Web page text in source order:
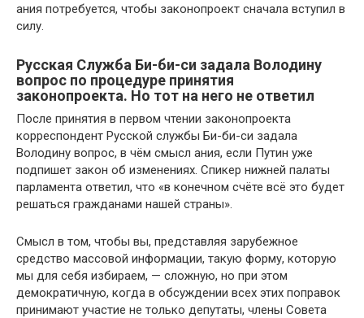
ания потребуется, чтобы законопроект сначала вступил в
силу.
Русская Служба Би-би-си задала Володину
вопрос по процедуре принятия
законопроекта. Но тот на него не ответил
После принятия в первом чтении законопроекта
корреспондент Русской службы Би-би-си задала
Володину вопрос, в чём смысл ания, если Путин уже
подпишет закон об изменениях. Спикер нижней палаты
парламента ответил, что «в конечном счёте всё это будет
решаться гражданами нашей страны».
Смысл в том, чтобы вы, представляя зарубежное
средство массовой информации, такую форму, которую
мы для себя избираем, — сложную, но при этом
демократичную, когда в обсуждении всех этих поправок
принимают участие не только депутаты, члены Совета